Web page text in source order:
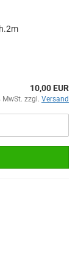
10,00 EUR
MwSt. zzgl. Versand